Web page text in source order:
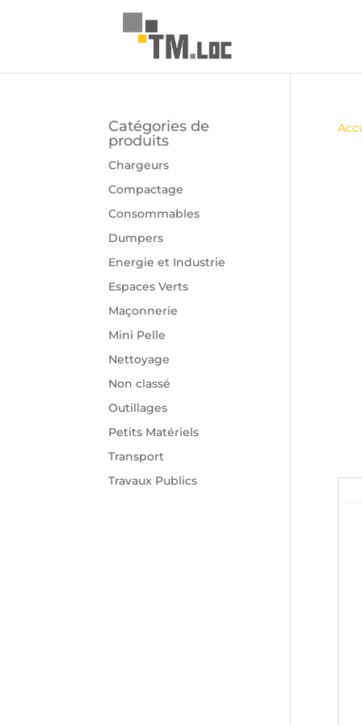
Catégories de
produits
Chargeurs
Compactage
Consommables
Dumpers
Energie et Industrie
Espaces Verts
Maçonnerie
Mini Pelle
Nettoyage
Non classé
Outillages
Petits Matériels
Transport
Travaux Publics